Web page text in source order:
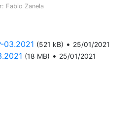
Fabio Zanela
03.2021 (521 kB) • 25/01/2021
(18 MB) • 25/01/2021